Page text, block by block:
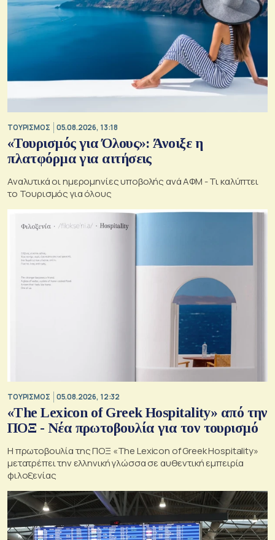
ΤΟΥΡΙΣΜΟΣ 05.08.2026, 13:18
«Τουρισμός για Όλους»: Άνοιξε η
πλατφόρμα για αιτήσεις
Αναλυτικά οι ημερομηνίες υποβολής ανά ΑΦΜ - Τι καλύπτει
το Τουρισμός για όλους
ΤΟΥΡΙΣΜΟΣ 05.08.2026, 12:32
«The Lexicon of Greek Hospitality» από την
ΠΟΞ - Νέα πρωτοβουλία για τον τουρισμό
Η πρωτοβουλία της ΠΟΞ «The Lexicon of Greek Hospitality»
μετατρέπει την ελληνική γλώσσα σε αυθεντική εμπειρία
φιλοξενίας